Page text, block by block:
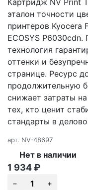
эталон точности
принтеров Kyocera
ECOSYS P6030cdn.
технология
оттенки и
странице. Ресурс
продолжительную
снижает затраты
тех, кто ценит
стандарты в
арт. NV-48697
Нет в наличии
1 934₽